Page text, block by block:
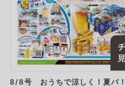
8/8号 おうちで涼しく！夏パ！